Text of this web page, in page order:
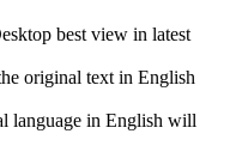
best view in latest
original text in English
language in English will